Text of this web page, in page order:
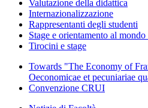
Valutazione della didattica
Internazionalizzazione
Rappresentanti degli studenti
Stage e orientamento al
Tirocini e stage
Towards "The Economy of
Oeconomicae et pecuniariae
Convenzione CRUI